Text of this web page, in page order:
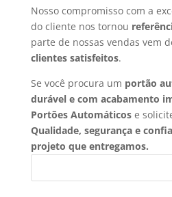
Nosso compromisso com a
do cliente nos tornou
parte de nossas vendas vem
clientes satisfeitos.
Se você procura um portão
durável e com acabamento
Portões Automáticose
Qualidade, segurança e
projeto que entregamos.